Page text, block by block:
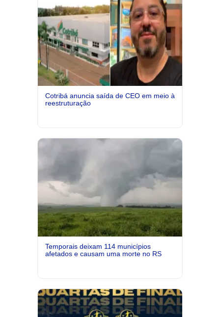
Cotribá anuncia saída de CEO em meio à
reestruturação
Temporais deixam 114 municípios
afetados e causam uma morte no RS